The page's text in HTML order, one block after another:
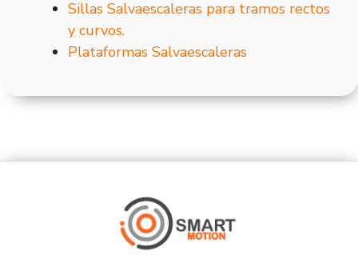
Sillas Salvaescaleras para tramos rectos
y curvos.
Plataformas Salvaescaleras